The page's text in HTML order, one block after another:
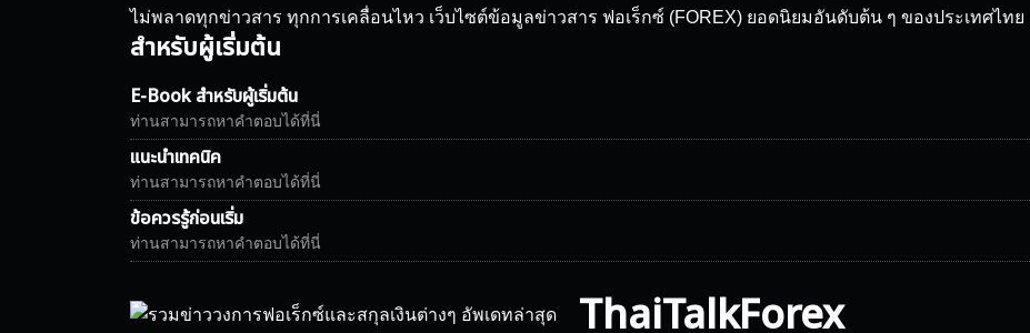
ไม่พลาดทุกข่าวสาร ทุกการเคลื่อนไหว เว็บไซต์ข้อมูลข่าวสาร ฟอเร็กซ์ (FOREX) ยอดนิยมอันดับต้น ๆ ของประเทศไทย
สำหรับผู้เริ่มต้น
E-Book สำหรับผู้เริ่มต้น
ท่านสามารถหาคำตอบได้ที่นี่
แนะนำเทคนิค
ท่านสามารถหาคำตอบได้ที่นี่
ข้อควรรู้ก่อนเริ่ม
ท่านสามารถหาคำตอบได้ที่นี่
ThaiTalkForex